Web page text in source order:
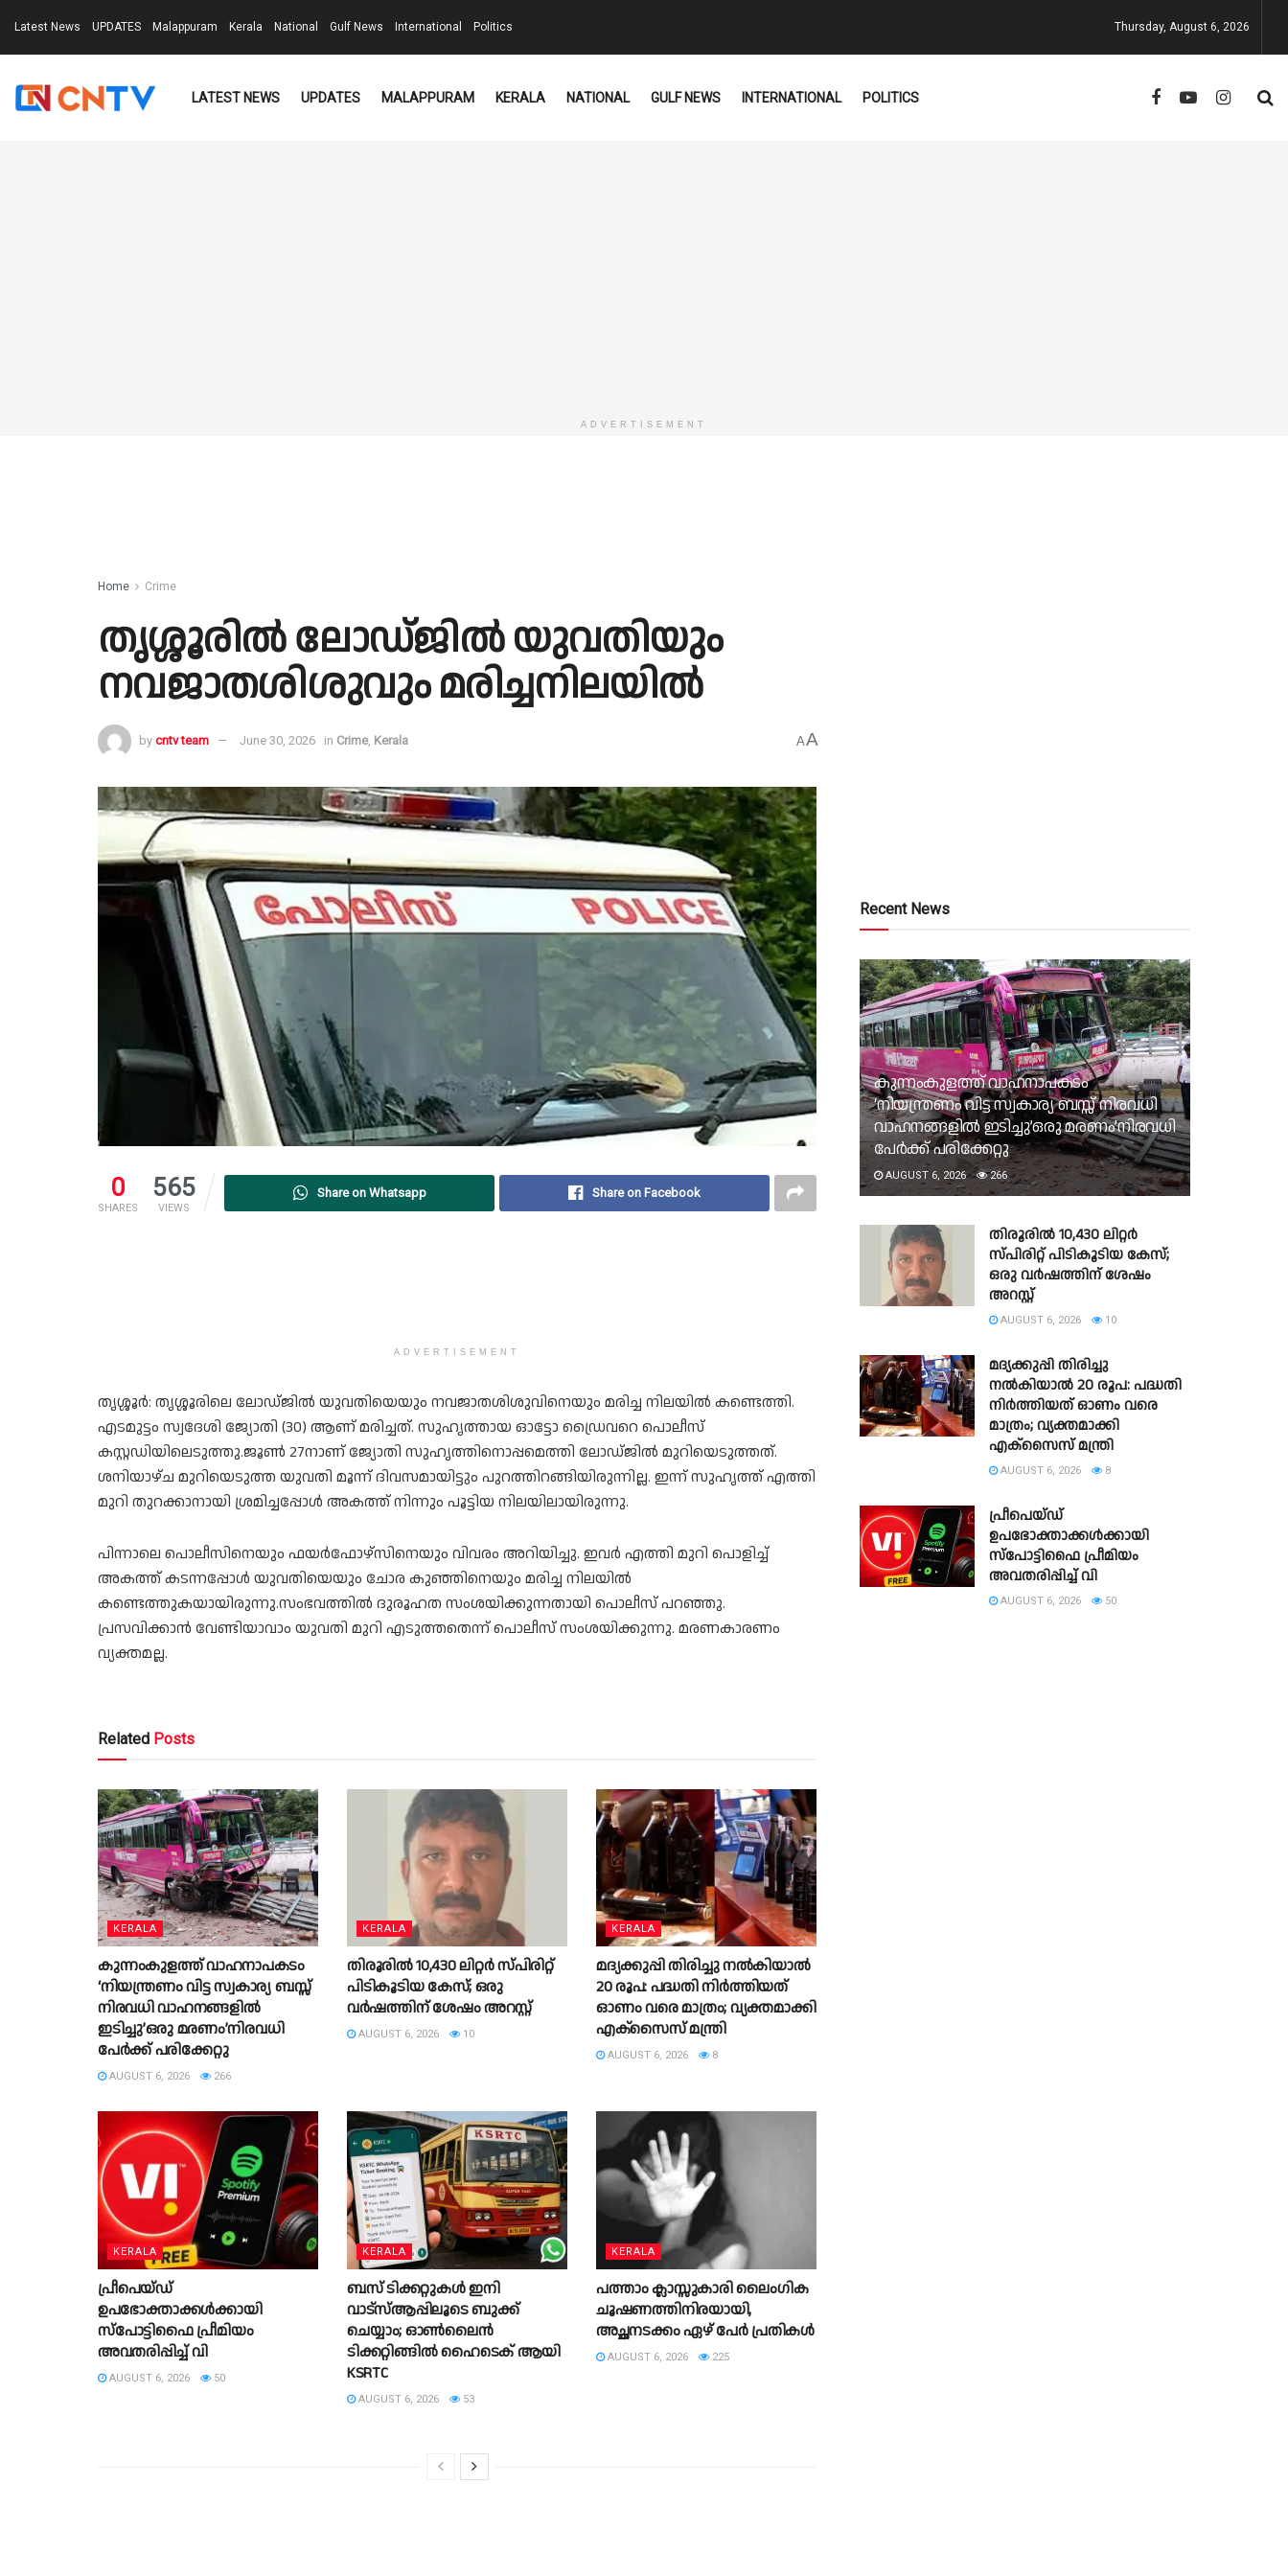
Latest News UPDATES Malappuram Kerala National Gulf News International Politics Thursday, August 6, 2026
LATEST NEWS UPDATES MALAPPURAM KERALA NATIONAL GULF NEWS INTERNATIONAL POLITICS
ADVERTISEMENT
Home Crime
തൃശ്ശൂരിൽ ലോഡ്ജില്‍ യുവതിയും
നവജാതശിശുവും മരിച്ചനിലയില്‍
by cntv team June 30, 2026 in Crime, Kerala AA
0
SHARES
565
VIEWS
Share on Whatsapp Share on Facebook
ADVERTISEMENT
തൃശ്ശൂര്‍: തൃശ്ശൂരിലെ ലോഡ്ജില്‍ യുവതിയെയും നവജാതശിശുവിനെയും മരിച്ച നിലയില്‍ കണ്ടെത്തി.
എടമുട്ടം സ്വദേശി ജ്യോതി (30) ആണ് മരിച്ചത്. സുഹൃത്തായ ഓട്ടോ ഡ്രൈവറെ പൊലീസ്
കസ്റ്റഡിയിലെടുത്തു.ജൂണ്‍ 27നാണ് ജ്യോതി സുഹൃത്തിനൊപ്പമെത്തി ലോഡ്ജില്‍ മുറിയെടുത്തത്.
ശനിയാഴ്ച മുറിയെടുത്ത യുവതി മൂന്ന് ദിവസമായിട്ടും പുറത്തിറങ്ങിയിരുന്നില്ല. ഇന്ന് സുഹൃത്ത് എത്തി
മുറി തുറക്കാനായി ശ്രമിച്ചപ്പോൾ അകത്ത് നിന്നും പൂട്ടിയ നിലയിലായിരുന്നു.
പിന്നാലെ പൊലീസിനെയും ഫയര്‍ഫോഴ്‌സിനെയും വിവരം അറിയിച്ചു. ഇവര്‍ എത്തി മുറി പൊളിച്ച്
അകത്ത് കടന്നപ്പോള്‍ യുവതിയെയും ചോര കുഞ്ഞിനെയും മരിച്ച നിലയില്‍
കണ്ടെത്തുകയായിരുന്നു.സംഭവത്തില്‍ ദുരൂഹത സംശയിക്കുന്നതായി പൊലീസ് പറഞ്ഞു.
പ്രസവിക്കാന്‍ വേണ്ടിയാവാം യുവതി മുറി എടുത്തതെന്ന് പൊലീസ് സംശയിക്കുന്നു. മരണകാരണം
വ്യക്തമല്ല.
Related Posts
KERALA
കുന്നംകുളത്ത് വാഹനാപകടം
‘നിയന്ത്രണം വിട്ട സ്വകാര്യ ബസ്സ്
നിരവധി വാഹനങ്ങളില്‍
ഇടിച്ചു’ഒരു മരണം’നിരവധി
പേര്‍ക്ക് പരിക്കേറ്റു
AUGUST 6, 2026 266
KERALA
തിരൂരില്‍ 10,430 ലിറ്റര്‍ സ്പിരിറ്റ്
പിടികൂടിയ കേസ്; ഒരു
വർഷത്തിന് ശേഷം അറസ്റ്റ്
AUGUST 6, 2026 10
KERALA
മദ്യക്കുപ്പി തിരിച്ചു നല്‍കിയാല്‍
20 രൂപ: പദ്ധതി നിര്‍ത്തിയത്
ഓണം വരെ മാത്രം; വ്യക്തമാക്കി
എക്സൈസ് മന്ത്രി
AUGUST 6, 2026 8
KERALA
പ്രീപെയ്ഡ്
ഉപഭോക്താക്കൾക്കായി
സ്പോട്ടിഫൈ പ്രീമിയം
അവതരിപ്പിച്ച് വി
AUGUST 6, 2026 50
KERALA
ബസ് ടിക്കറ്റുകൾ ഇനി
വാട്‌സ്ആപ്പിലൂടെ ബുക്ക്
ചെയ്യാം; ഓൺലൈൻ
ടിക്കറ്റിങ്ങിൽ ഹൈടെക് ആയി
KSRTC
AUGUST 6, 2026 53
KERALA
പത്താം ക്ലാസ്സുകാരി ലൈംഗിക
ചൂഷണത്തിനിരയായി,
അച്ഛനടക്കം ഏഴ് പേർ പ്രതികൾ
AUGUST 6, 2026 225
Recent News
കുന്നംകുളത്ത് വാഹനാപകടം
‘നിയന്ത്രണം വിട്ട സ്വകാര്യ ബസ്സ് നിരവധി
വാഹനങ്ങളില്‍ ഇടിച്ചു’ഒരു മരണം’നിരവധി
പേര്‍ക്ക് പരിക്കേറ്റു
AUGUST 6, 2026 266
തിരൂരില്‍ 10,430 ലിറ്റര്‍
സ്പിരിറ്റ് പിടികൂടിയ കേസ്;
ഒരു വർഷത്തിന് ശേഷം
അറസ്റ്റ്
AUGUST 6, 2026 10
മദ്യക്കുപ്പി തിരിച്ചു
നല്‍കിയാല്‍ 20 രൂപ: പദ്ധതി
നിര്‍ത്തിയത് ഓണം വരെ
മാത്രം; വ്യക്തമാക്കി
എക്സൈസ് മന്ത്രി
AUGUST 6, 2026 8
പ്രീപെയ്ഡ്
ഉപഭോക്താക്കൾക്കായി
സ്പോട്ടിഫൈ പ്രീമിയം
അവതരിപ്പിച്ച് വി
AUGUST 6, 2026 50